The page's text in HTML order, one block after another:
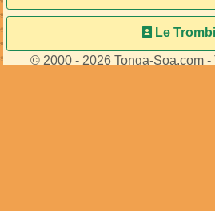
Le Trombi
© 2000 - 2026 Tonga-Soa.com -